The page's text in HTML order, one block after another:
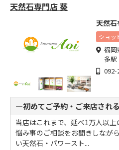
天然石専門店 葵
天然
ショッ
福岡
多駅
092-
―初めてご予約・ご来店され
当店はこれまで、延べ1万人以
悩み事のご相談をお聞きしなが
い天然石・パワースト...